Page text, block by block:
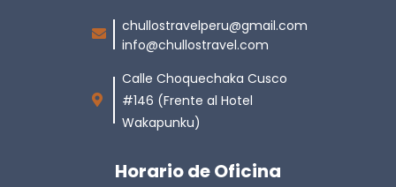
chullostravelperu@gmail.com
info@chullostravel.com
Calle Choquechaka Cusco
#146 (Frente al Hotel
Wakapunku)
Horario de Oficina